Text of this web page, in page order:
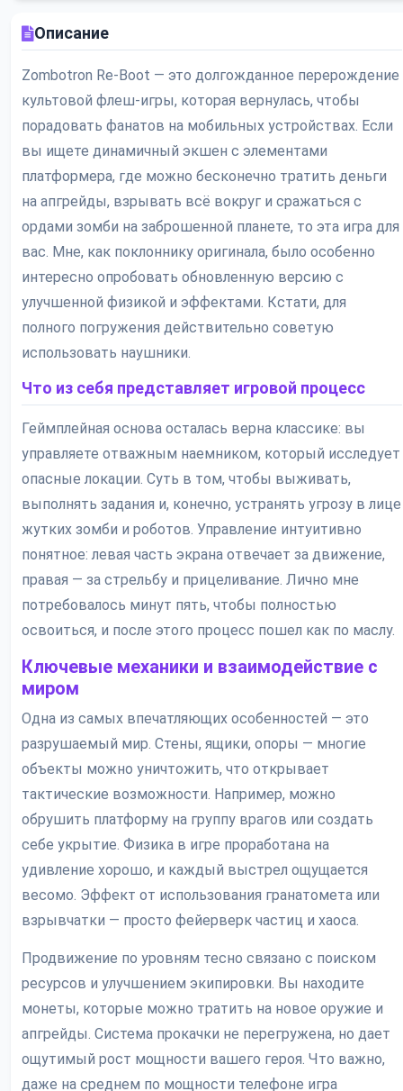
Описание
Zombotron Re-Boot — это долгожданное перерождение
культовой флеш-игры, которая вернулась, чтобы
порадовать фанатов на мобильных устройствах. Если
вы ищете динамичный экшен с элементами
платформера, где можно бесконечно тратить деньги
на апгрейды, взрывать всё вокруг и сражаться с
ордами зомби на заброшенной планете, то эта игра для
вас. Мне, как поклоннику оригинала, было особенно
интересно опробовать обновленную версию с
улучшенной физикой и эффектами. Кстати, для
полного погружения действительно советую
использовать наушники.
Что из себя представляет игровой процесс
Геймплейная основа осталась верна классике: вы
управляете отважным наемником, который исследует
опасные локации. Суть в том, чтобы выживать,
выполнять задания и, конечно, устранять угрозу в лице
жутких зомби и роботов. Управление интуитивно
понятное: левая часть экрана отвечает за движение,
правая — за стрельбу и прицеливание. Лично мне
потребовалось минут пять, чтобы полностью
освоиться, и после этого процесс пошел как по маслу.
Ключевые механики и взаимодействие с
миром
Одна из самых впечатляющих особенностей — это
разрушаемый мир. Стены, ящики, опоры — многие
объекты можно уничтожить, что открывает
тактические возможности. Например, можно
обрушить платформу на группу врагов или создать
себе укрытие. Физика в игре проработана на
удивление хорошо, и каждый выстрел ощущается
весомо. Эффект от использования гранатомета или
взрывчатки — просто фейерверк частиц и хаоса.
Продвижение по уровням тесно связано с поиском
ресурсов и улучшением экипировки. Вы находите
монеты, которые можно тратить на новое оружие и
апгрейды. Система прокачки не перегружена, но дает
ощутимый рост мощности вашего героя. Что важно,
даже на среднем по мощности телефоне игра